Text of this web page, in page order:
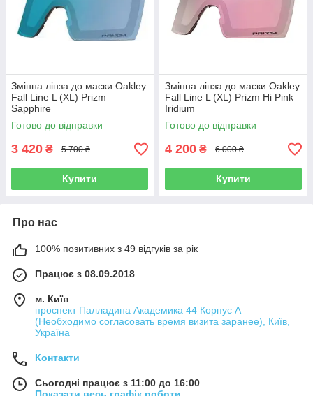
Змінна лінза до маски Oakley
Fall Line L (XL) Prizm
Sapphire
Готово до відправки
3 420 ₴ 5 700 ₴
Купити
Змінна лінза до маски Oakley
Fall Line L (XL) Prizm Hi Pink
Iridium
Готово до відправки
4 200 ₴ 6 000 ₴
Купити
Про нас
100% позитивних з 49 відгуків за рік
Працює з 08.09.2018
м. Київ
проспект Палладина Академика 44 Корпус А
(Необходимо согласовать время визита заранее), Київ,
Україна
Контакти
Сьогодні працює з 11:00 до 16:00